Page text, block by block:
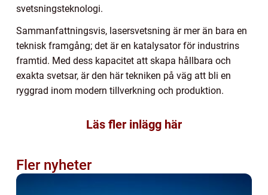
svetsningsteknologi.
Sammanfattningsvis, lasersvetsning är mer än bara en
teknisk framgång; det är en katalysator för industrins
framtid. Med dess kapacitet att skapa hållbara och
exakta svetsar, är den här tekniken på väg att bli en
ryggrad inom modern tillverkning och produktion.
Läs fler inlägg här
Fler nyheter